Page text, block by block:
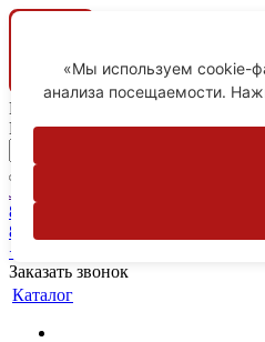
Ваш город
Пятигорск
Личный кабинет
8-800-775-59-89
8-800-775-59-89
+7 918 754-83-77
Заказать звонок
Каталог
«Мы используем cookie-
анализа посещаемости.